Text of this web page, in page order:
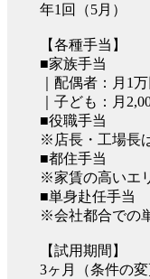
年1回（5月）
【各種手当】
■家族手当
｜配偶者：月1
｜子ども：月
■役職手当
※店長・工場長
■都住手当
※家賃の高いエ
■単身赴任手当
※会社都合での
【試用期間】
3ヶ月（条件の変